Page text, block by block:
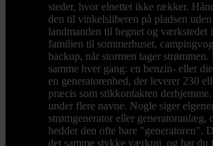
steder, hvor elnettet ikke rækker.
den til vinkelsliberen på pladsen
landmanden til hegnet og værkstedet
familien til sommerhuset,
backup, når stormen tager strømmen.
samme hver gang: en benzin- eller
en generatorenhed, der leverer 230
præcis som stikkontakten
under flere navne. Nogle siger
strømgenerator eller generatoranlæg,
hedder den ofte bare "generatoren".
det samme stykke værktøj, og har du